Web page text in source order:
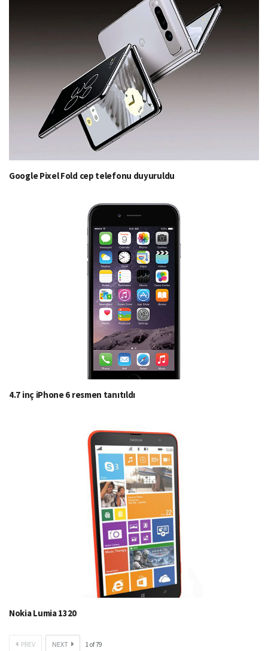
Google Pixel Fold cep telefonu duyuruldu
4.7 inç iPhone 6 resmen tanıtıldı
Nokia Lumia 1320
PREV NEXT 1of79